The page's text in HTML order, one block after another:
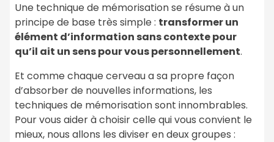
Une technique de mémorisation se résume à un
principe de base très simple : transformer un
élément d’information sans contexte pour
qu’il ait un sens pour vous personnellement.
Et comme chaque cerveau a sa propre façon
d’absorber de nouvelles informations, les
techniques de mémorisation sont innombrables.
Pour vous aider à choisir celle qui vous convient le
mieux, nous allons les diviser en deux groupes :